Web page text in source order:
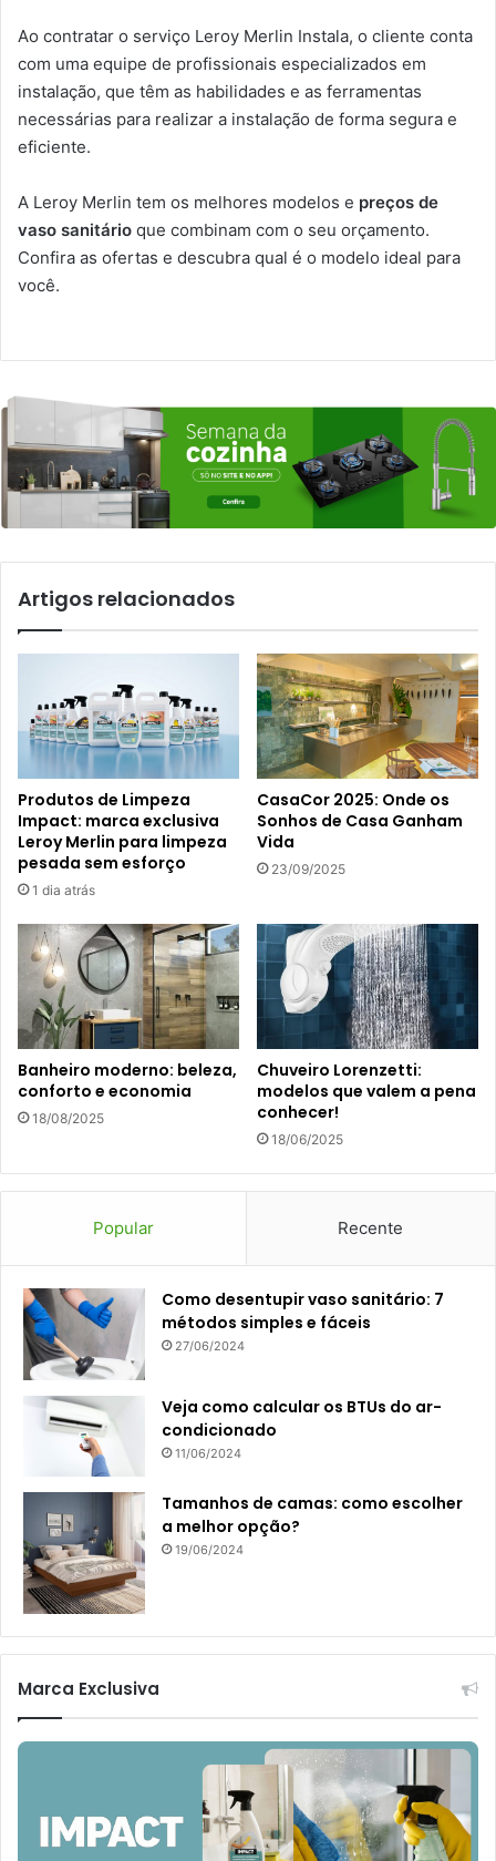
Ao contratar o serviço Leroy Merlin Instala, o cliente conta
com uma equipe de profissionais especializados em
instalação, que têm as habilidades e as ferramentas
necessárias para realizar a instalação de forma segura e
eficiente.
A Leroy Merlin tem os melhores modelos e preços de
vaso sanitário que combinam com o seu orçamento.
Confira as ofertas e descubra qual é o modelo ideal para
você.
Artigos relacionados
Produtos de Limpeza
Impact: marca exclusiva
Leroy Merlin para limpeza
pesada sem esforço
1 dia atrás
CasaCor 2025: Onde os
Sonhos de Casa Ganham
Vida
23/09/2025
Banheiro moderno: beleza,
conforto e economia
18/08/2025
Chuveiro Lorenzetti:
modelos que valem a pena
conhecer!
18/06/2025
Popular Recente
Como desentupir vaso sanitário: 7
métodos simples e fáceis
27/06/2024
Veja como calcular os BTUs do ar-
condicionado
11/06/2024
Tamanhos de camas: como escolher
a melhor opção?
19/06/2024
Marca Exclusiva